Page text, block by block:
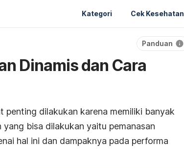
Kategori Cek Kesehatan
Panduan
Dinamis dan Cara
penting dilakukan karena memiliki banyak
yang bisa dilakukan yaitu pemanasan
hal ini dan dampaknya pada performa